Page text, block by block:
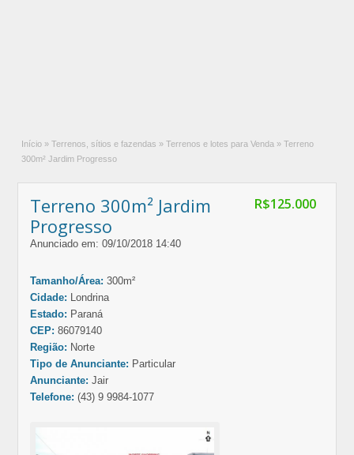
Início » Terrenos, sítios e fazendas » Terrenos e lotes para Venda » Terreno
300m² Jardim Progresso
R$125.000
Terreno 300m² Jardim
Progresso
Anunciado em: 09/10/2018 14:40
Tamanho/Área: 300m²
Cidade: Londrina
Estado: Paraná
CEP: 86079140
Região: Norte
Tipo de Anunciante: Particular
Anunciante: Jair
Telefone: (43) 9 9984-1077